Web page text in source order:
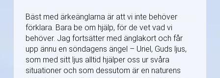
Bäst med ärkeänglarna är att vi inte behöver
förklara. Bara be om hjälp, för de vet vad vi
behöver. Jag fortsätter med änglakort och får
upp ännu en söndagens ängel – Uriel, Guds ljus,
som med sitt ljus alltid hjälper oss ur svåra
situationer och som dessutom är en naturens